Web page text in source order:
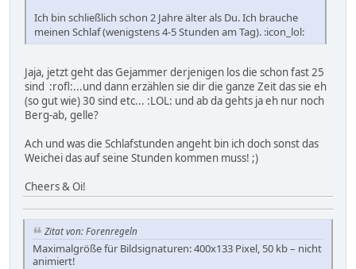
Ich bin schließlich schon 2 Jahre älter als Du. Ich brauche
meinen Schlaf (wenigstens 4-5 Stunden am Tag). :icon_lol:
Jaja, jetzt geht das Gejammer derjenigen los die schon fast 25
sind :rofl:...und dann erzählen sie dir die ganze Zeit das sie eh
(so gut wie) 30 sind etc... :LOL: und ab da gehts ja eh nur noch
Berg-ab, gelle?
Ach und was die Schlafstunden angeht bin ich doch sonst das
Weichei das auf seine Stunden kommen muss! ;)
Cheers & Oi!
Zitat von: Forenregeln
Maximalgröße für Bildsignaturen: 400x133 Pixel, 50 kb – nicht
animiert!